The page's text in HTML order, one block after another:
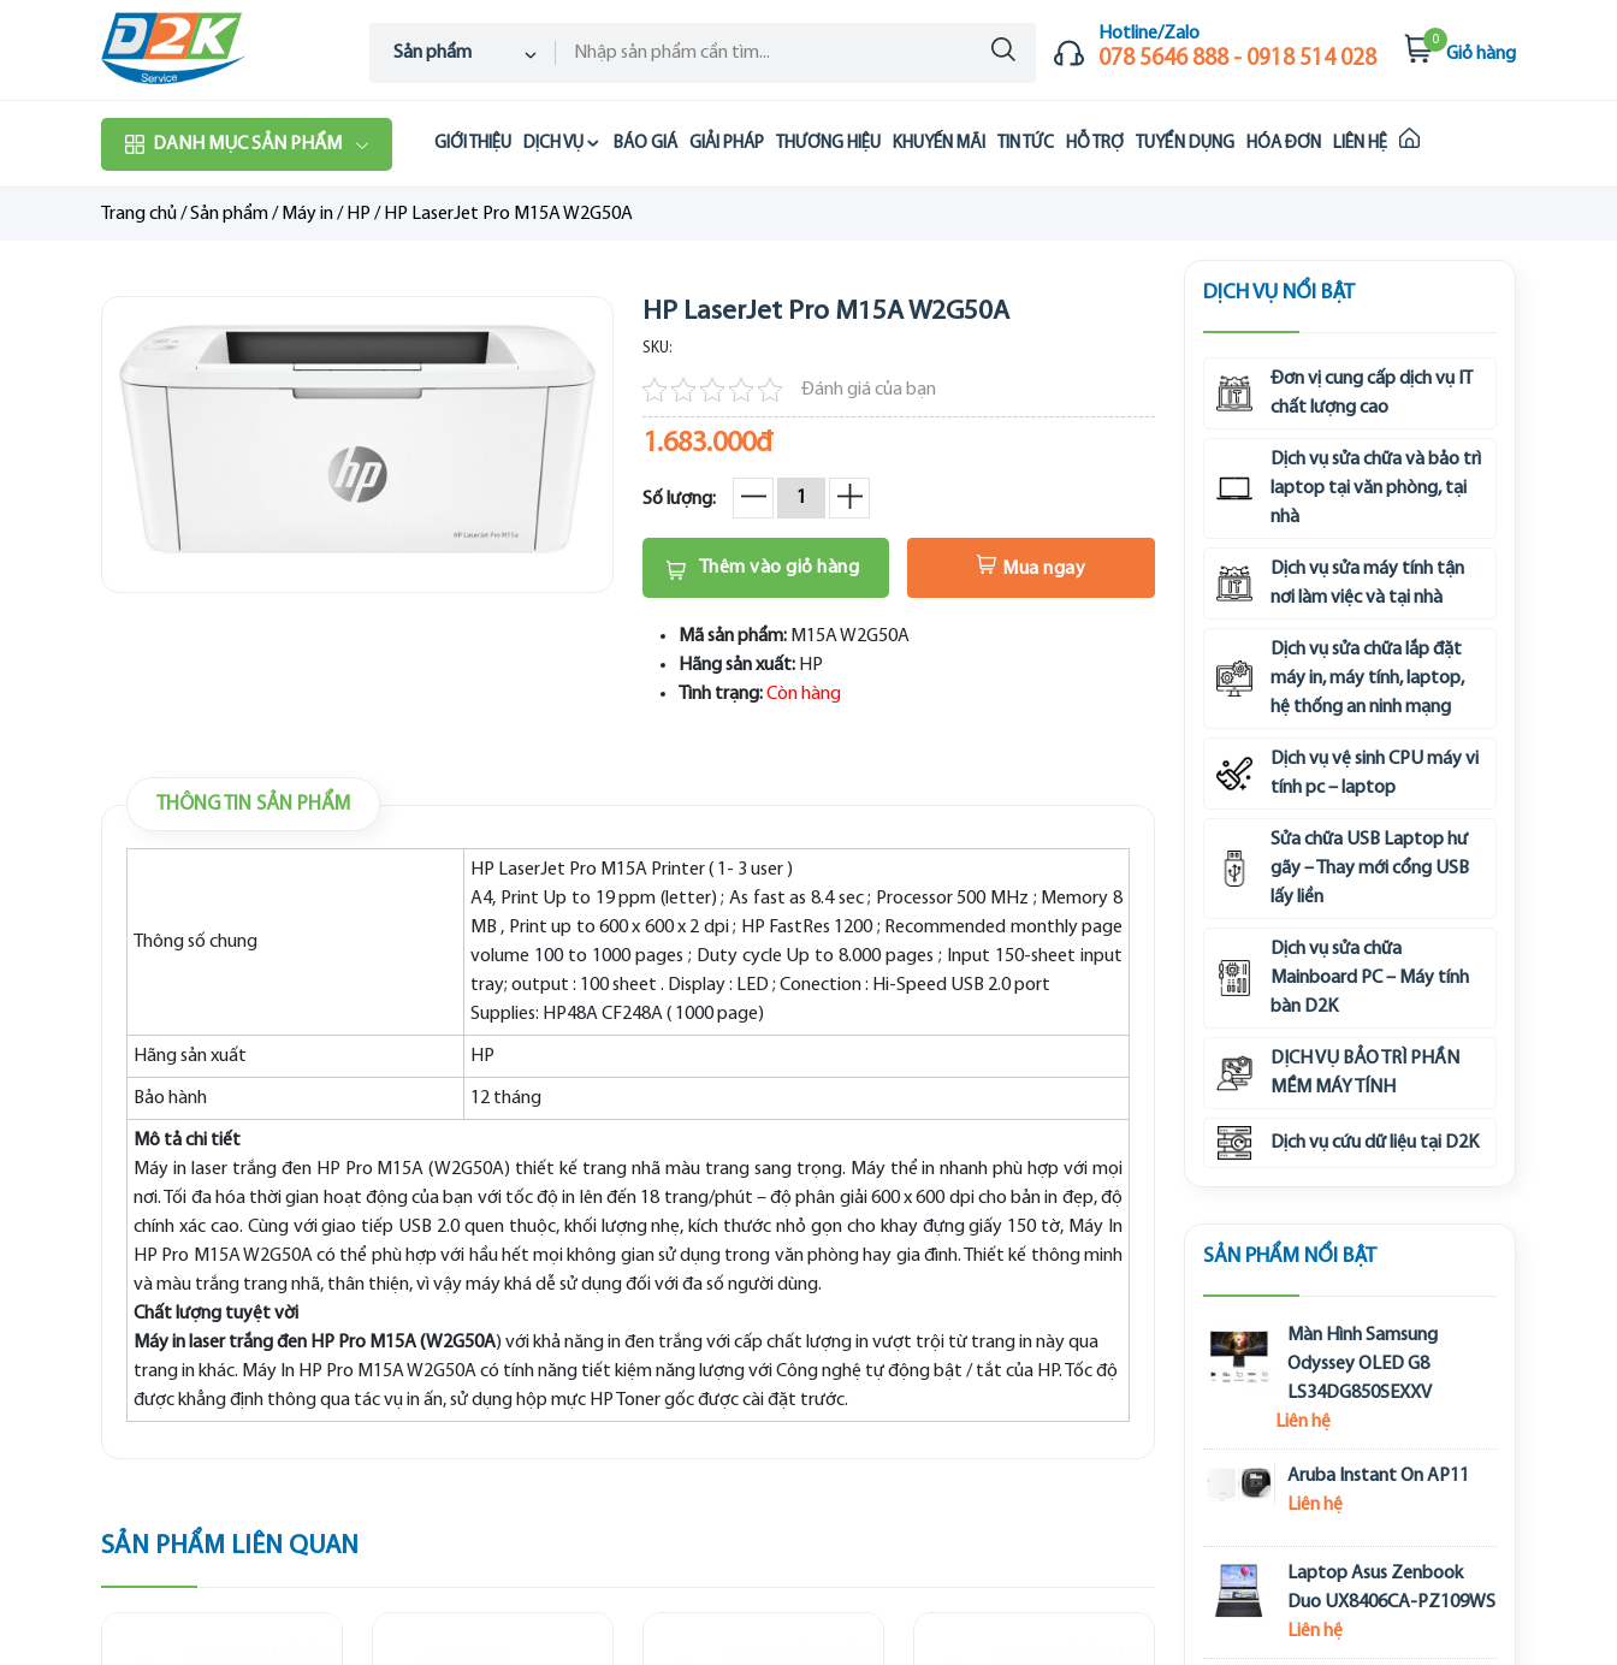
Sản phẩm
Hotline/Zalo
078 5646 888 - 0918 514 028
0
Giỏ hàng
DANH MỤC SẢN PHẨM GIỚI THIỆU DỊCH VỤ BÁO GIÁ GIẢI PHÁP THƯƠNG HIỆU KHUYẾN MÃI TIN TỨC HỖ TRỢ TUYỂN DỤNG HÓA ĐƠN LIÊN HỆ
Trang chủ/Sản phẩm/ Máy in/ HP / HP LaserJet Pro M15A W2G50A
HP LaserJet Pro M15A W2G50A
SKU:
Đánh giá của bạn
1.683.000đ
Số lượng:
Thêm vào giỏ hàng Mua ngay
Mã sản phẩm: M15A W2G50A
Hãng sản xuất: HP
Tình trạng:Còn hàng
THÔNG TIN SẢN PHẨM
Thông số chung
HP LaserJet Pro M15A Printer ( 1- 3 user )
A4, Print Up to 19 ppm (letter) ; As fast as 8.4 sec ; Processor 500 MHz ; Memory 8
MB , Print up to 600 x 600 x 2 dpi ; HP FastRes 1200 ; Recommended monthly page
volume 100 to 1000 pages ; Duty cycle Up to 8.000 pages ; Input 150-sheet input
tray; output : 100 sheet . Display : LED ; Conection : Hi-Speed USB 2.0 port
Supplies: HP48A CF248A ( 1000 page)
Hãng sản xuất HP
Bảo hành 12 tháng
Mô tả chi tiết
Máy in laser trắng đen HP Pro M15A (W2G50A) thiết kế trang nhã màu trang sang trọng. Máy thể in nhanh phù hợp với mọi
nơi. Tối đa hóa thời gian hoạt động của bạn với tốc độ in lên đến 18 trang/phút – độ phân giải 600 x 600 dpi cho bản in đẹp, độ
chính xác cao. Cùng với giao tiếp USB 2.0 quen thuộc, khối lượng nhẹ, kích thước nhỏ gọn cho khay đựng giấy 150 tờ, Máy In
HP Pro M15A W2G50A có thể phù hợp với hầu hết mọi không gian sử dụng trong văn phòng hay gia đình. Thiết kế thông minh
và màu trắng trang nhã, thân thiện, vì vậy máy khá dễ sử dụng đối với đa số người dùng.
Chất lượng tuyệt vời
Máy in laser trắng đen HP Pro M15A (W2G50A) với khả năng in đen trắng với cấp chất lượng in vượt trội từ trang in này qua
trang in khác. Máy In HP Pro M15A W2G50A có tính năng tiết kiệm năng lượng với Công nghệ tự động bật / tắt của HP. Tốc độ
được khẳng định thông qua tác vụ in ấn, sử dụng hộp mực HP Toner gốc được cài đặt trước.
SẢN PHẨM LIÊN QUAN
DỊCH VỤ NỔI BẬT
Đơn vị cung cấp dịch vụ IT
chất lượng cao
Dịch vụ sửa chữa và bảo trì
laptop tại văn phòng, tại
nhà
Dịch vụ sửa máy tính tận
nơi làm việc và tại nhà
Dịch vụ sửa chữa lắp đặt
máy in, máy tính, laptop,
hệ thống an ninh mạng
Dịch vụ vệ sinh CPU máy vi
tính pc – laptop
Sửa chữa USB Laptop hư
gãy – Thay mới cổng USB
lấy liền
Dịch vụ sửa chữa
Mainboard PC – Máy tính
bàn D2K
DỊCH VỤ BẢO TRÌ PHẦN
MỀM MÁY TÍNH
Dịch vụ cứu dữ liệu tại D2K
SẢN PHẨM NỔI BẬT
Màn Hình Samsung
Odyssey OLED G8
LS34DG850SEXXV
Liên hệ
Aruba Instant On AP11
Liên hệ
Laptop Asus Zenbook
Duo UX8406CA-PZ109WS
Liên hệ